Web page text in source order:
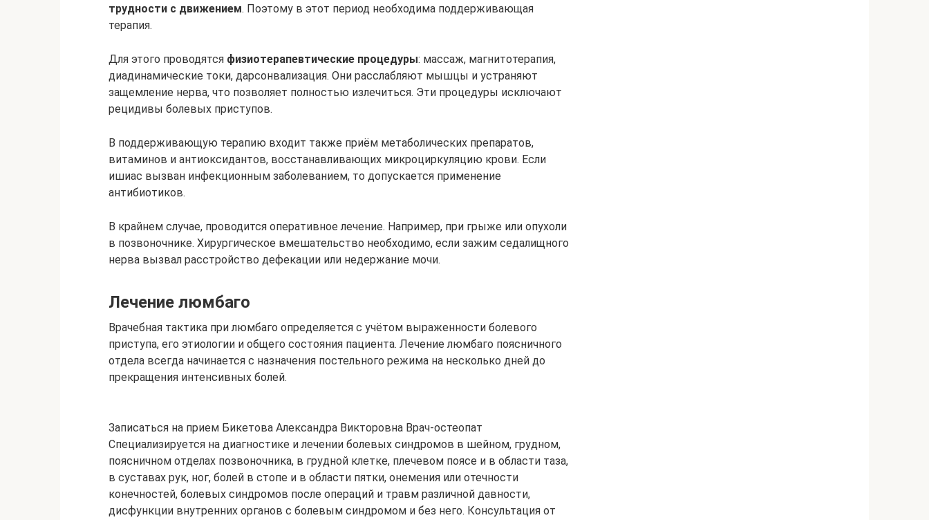
трудности с движением. Поэтому в этот период необходима поддерживающая
терапия.
Для этого проводятся физиотерапевтические процедуры: массаж, магнитотерапия,
диадинамические токи, дарсонвализация. Они расслабляют мышцы и устраняют
защемление нерва, что позволяет полностью излечиться. Эти процедуры исключают
рецидивы болевых приступов.
В поддерживающую терапию входит также приём метаболических препаратов,
витаминов и антиоксидантов, восстанавливающих микроциркуляцию крови. Если
ишиас вызван инфекционным заболеванием, то допускается применение
антибиотиков.
В крайнем случае, проводится оперативное лечение. Например, при грыже или опухоли
в позвоночнике. Хирургическое вмешательство необходимо, если зажим седалищного
нерва вызвал расстройство дефекации или недержание мочи.
Лечение люмбаго
Врачебная тактика при люмбаго определяется с учётом выраженности болевого
приступа, его этиологии и общего состояния пациента. Лечение люмбаго поясничного
отдела всегда начинается с назначения постельного режима на несколько дней до
прекращения интенсивных болей.
Записаться на прием Бикетова Александра Викторовна Врач-остеопат
Специализируется на диагностике и лечении болевых синдромов в шейном, грудном,
поясничном отделах позвоночника, в грудной клетке, плечевом поясе и в области таза,
в суставах рук, ног, болей в стопе и в области пятки, онемения или отечности
конечностей, болевых синдромов после операций и травм различной давности,
дисфункции внутренних органов с болевым синдромом и без него. Консультация от